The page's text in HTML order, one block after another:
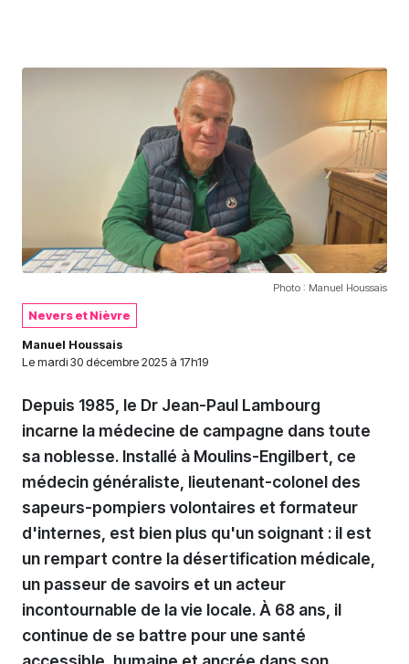
Photo : Manuel Houssais
Nevers et Nièvre
Manuel Houssais
Le mardi 30 décembre 2025 à 17h19
Depuis 1985, le Dr Jean-Paul Lambourg
incarne la médecine de campagne dans toute
sa noblesse. Installé à Moulins-Engilbert, ce
médecin généraliste, lieutenant-colonel des
sapeurs-pompiers volontaires et formateur
d'internes, est bien plus qu'un soignant : il est
un rempart contre la désertification médicale,
un passeur de savoirs et un acteur
incontournable de la vie locale. À 68 ans, il
continue de se battre pour une santé